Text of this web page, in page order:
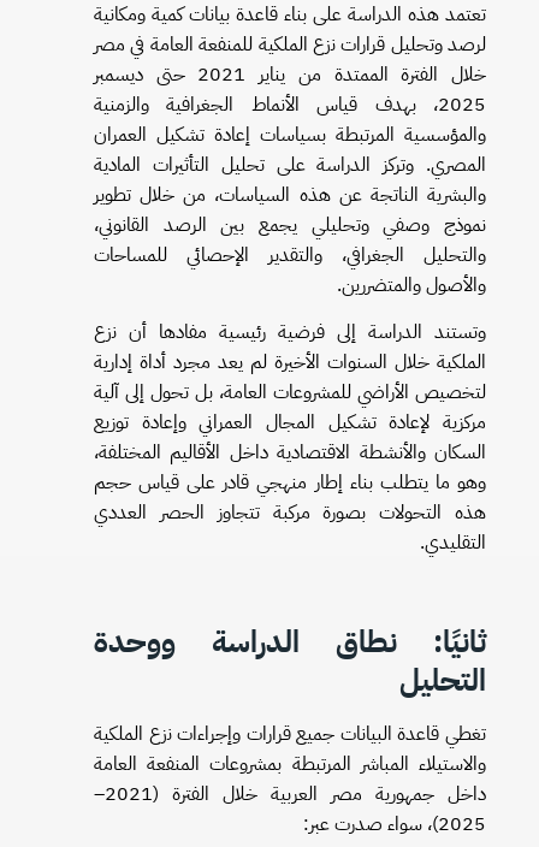
تعتمد هذه الدراسة على بناء قاعدة بيانات كمية ومكانية
لرصد وتحليل قرارات نزع الملكية للمنفعة العامة في مصر
خلال الفترة الممتدة من يناير 2021 حتى ديسمبر
2025، بهدف قياس الأنماط الجغرافية والزمنية
والمؤسسية المرتبطة بسياسات إعادة تشكيل العمران
المصري. وتركز الدراسة على تحليل التأثيرات المادية
والبشرية الناتجة عن هذه السياسات، من خلال تطوير
نموذج وصفي وتحليلي يجمع بين الرصد القانوني،
والتحليل الجغرافي، والتقدير الإحصائي للمساحات
والأصول والمتضررين.
وتستند الدراسة إلى فرضية رئيسية مفادها أن نزع
الملكية خلال السنوات الأخيرة لم يعد مجرد أداة إدارية
لتخصيص الأراضي للمشروعات العامة، بل تحول إلى آلية
مركزية لإعادة تشكيل المجال العمراني وإعادة توزيع
السكان والأنشطة الاقتصادية داخل الأقاليم المختلفة،
وهو ما يتطلب بناء إطار منهجي قادر على قياس حجم
هذه التحولات بصورة مركبة تتجاوز الحصر العددي
التقليدي.
ثانيًا: نطاق الدراسة ووحدة
التحليل
تغطي قاعدة البيانات جميع قرارات وإجراءات نزع الملكية
والاستيلاء المباشر المرتبطة بمشروعات المنفعة العامة
داخل جمهورية مصر العربية خلال الفترة (2021–
2025)، سواء صدرت عبر: